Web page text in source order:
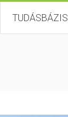
TUDÁSBÁZIS